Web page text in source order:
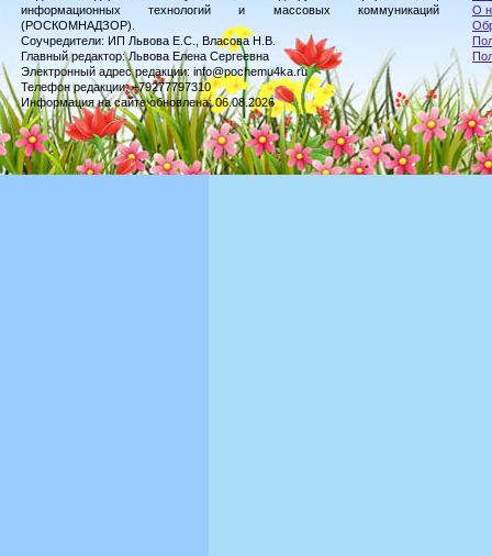
информационных технологий и массовых коммуникаций
(РОСКОМНАДЗОР).
Соучредители: ИП Львова Е.С., Власова Н.В.
Главный редактор: Львова Елена Сергеевна
Электронный адрес редакции: info@pochemu4ka.ru
Телефон редакции: +79277797310
Информация на сайте обновлена: 06.08.2026
О